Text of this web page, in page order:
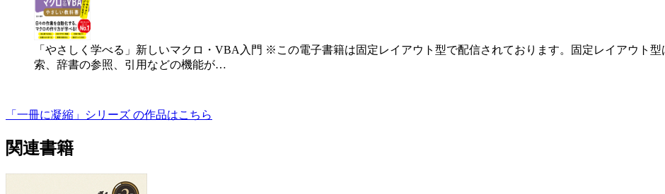
「やさしく学べる」新しいマクロ・VBA入門 ※この電子書籍は固定レイアウト型で配信されております。固定レイアウト
索、辞書の参照、引用などの機能が…
「一冊に凝縮」シリーズ の作品はこちら
関連書籍